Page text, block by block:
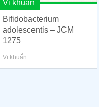
Vi khuẩn
Bifidobacterium
adolescentis – JCM
1275
Vi khuẩn